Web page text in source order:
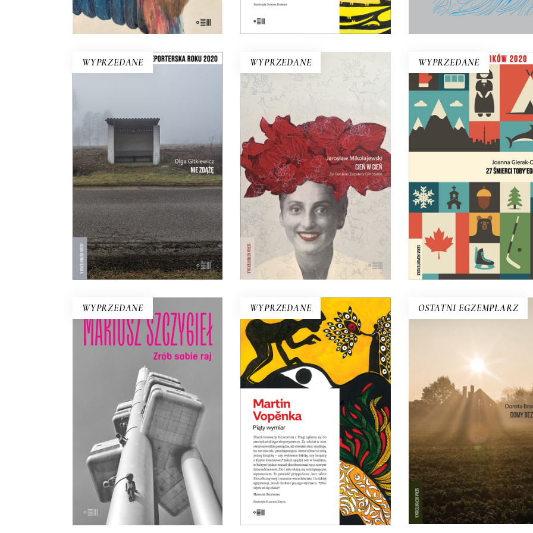
KOSZYKA
WYPRZEDANE
E-BOOK DO
KOSZYKA
NIE ZDĄŻĘ
Witamy w centrum Europy. Tu
prawie czternaście milionów
Polaków ma wszędzie daleko.
Reportaże z przystanku i z
dworca, z pobocza i z chodnika.
39.00 zł 19.50zł
WYPRZEDANE
E-BOOK DO
KOSZYKA
CIEŃ W CIEŃ. ZA
CIENIEM ZUZANNY
GINCZANKI
Pewnego dnia z książki na
zagraconym biurku wysuwa się
oderwany fragment starej
gazety z pytaniem: Kim jesteś,
Zuzanno?
39.00zł 19.50 zł
WYPRZEDANE
E-BOOK DO
KOSZYKA
27 ŚMIERCI
OBEDA
Co ukryto pod
mozaiką kulturową?
Gierak-Onoszko kreśli
Kanady, który burzy
wyobrażenia o tym kraju.
59.90 zł 29.95
WYPRZEDANE
E-BOOK DO
KOSZYKA
ZRÓB SOBIE RAJ
Nowe wydanie kultowej książki o
Czechach, jakich nie znamy!
Recenzenci pisali, że Szczygieł
odkrył w niej przed Polakami
tajemnicze plemię…
43.00zł 21.50zł
WYPRZEDANE
E-BOOK DO
PIĄTY WYMIAR
Piąty wymiar – czym jest? Czy
wszechświat to tylko prawa
fizyki? Czym jest czas? Jakie są
jego granice? I czy istnieje
wieczność? A jeżeli nie, to jaki
sens ma nasze życie?
39.00zł 19.50zł
OSTATNI EGZEMPLARZ
E-BOOK DO
KOSZYKA
chłopskiej, przemianie
Śląska i o tym, czym jest
jeszcze o idealistach,
próbują ocalić przeszłość. Bo
nie wiesz, skąd jesteś, nie
kim jesteś.
36.00zł 18.00zł